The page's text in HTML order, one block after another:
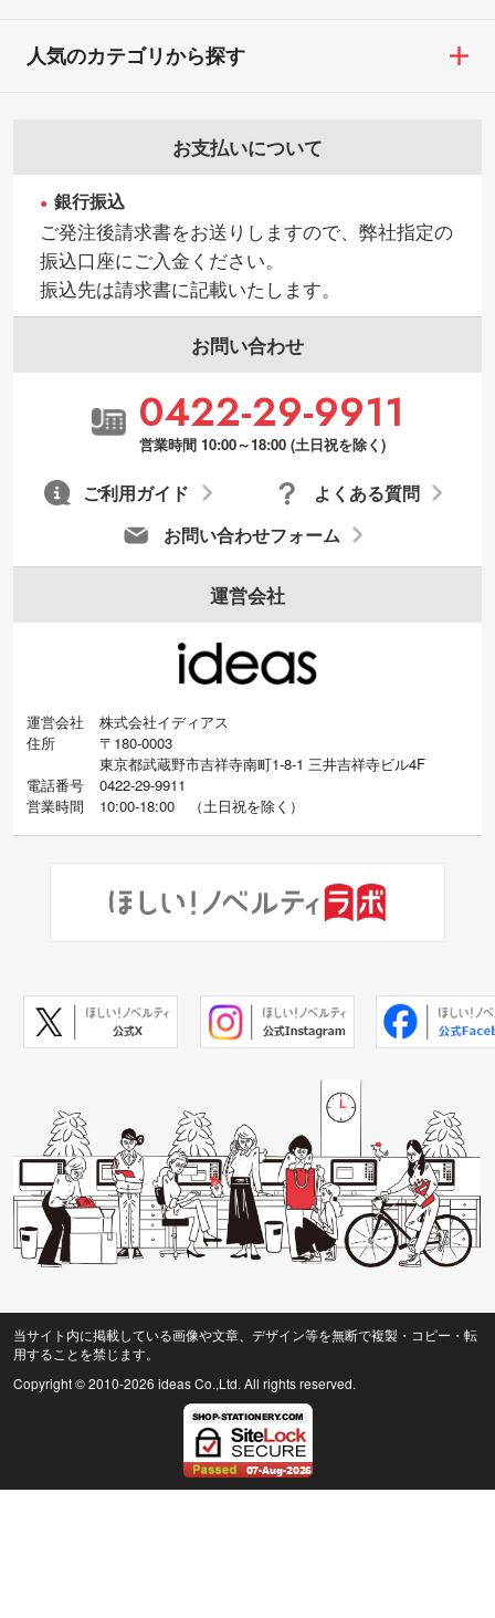
お支払いについて
銀行振込
ご発注後請求書をお送りしますので、弊社指定の
振込口座にご入金ください。
振込先は請求書に記載いたします。
お問い合わせ
0422-29-9911
営業時間 10:00～18:00 (土日祝を除く)
お問い合わせフォーム
よくある質問
ご利用ガイド
運営会社
運営会社
株式会社イディアス
住所
〒180-0003
東京都武蔵野市吉祥寺南町1-8-1 三井吉祥寺ビル4F
電話番号
0422-29-9911
営業時間
10:00-18:00 （土日祝を除く）
人気のカテゴリから探す
当サイト内に掲載している画像や文章、デザイン等を無断で複製・コピー・転
用することを禁じます。
Copyright © 2010-2026 ideas Co.,Ltd. All rights reserved.